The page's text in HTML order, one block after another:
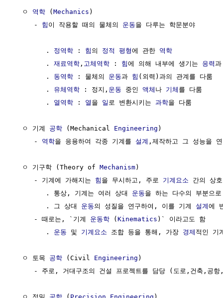
  ㅇ
역학 (Mechanics )
     -
힘 이 작용할 때의 물체의 운동을 다루는 학문분야
        .
정역학 : 힘 의 정적 평형에 관한 역학
        .
재료역학 , 고체역학 : 힘에 의해 내부에 생기는 응력
        .
동역학 : 물체의 운동과 힘 (외력)과의 관계를 다룸
        .
유체역학 : 정지, 운동 중인 액체 나 기체 를 다룸
        .
열역학 : 열 을 일 로 변환시키는 과학을 다룸
  ㅇ 기계
공학 (Mechanical Engineering )
     -
역학을 응용하여 각종 기계를 설계 ,제작하고 그 성능을
  ㅇ 기구학 (Theory of
Mechanism)
     - 기계에 가해지는
힘 을 무시하고, 주로 기계요소 간의 상
        . 통상, 기계는 여러 상대
운동을 하는 다수의 부분으
        . 그 상대
운동의 성질을 연구하여, 이를 기계 설계에
     - 때로는, `기계
운동학 (Kinematics )` 이라고도 함
        .
운동 및 기계요소 조합 등을 통해, 가장 경제 적인 기
  ㅇ 토목
공학 (Civil Engineering )
- 주로, 거대구조의 건설 프로젝트를 담당 (도로,건축,공
  ㅇ 정밀
공학 ( Precision Engineering )